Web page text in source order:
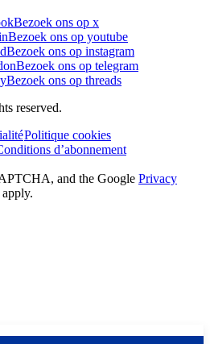
Bezoek ons op x
Bezoek ons op youtube
Bezoek ons op instagram
Bezoek ons op telegram
Bezoek ons op threads
reserved.
Politique cookies
d’abonnement
and the Google Privacy
apply.